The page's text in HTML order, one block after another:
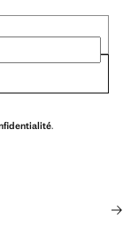
.